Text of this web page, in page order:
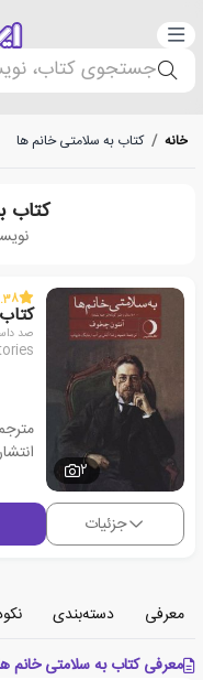
دسته‌بندی
جستجوی کتاب،
خانه / کتاب به سلامتی خانم ها
کتاب
2
صد
جزئیات
معرفی دسته‌بندی
معرفی کتاب به سلامتی خانم